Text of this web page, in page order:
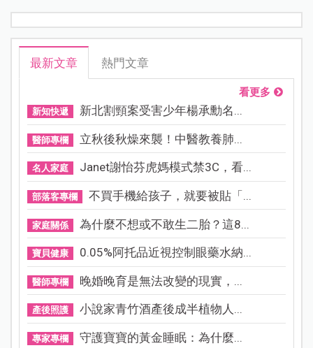
最新文章 熱門文章
看更多
新知快遞 新北割頸案受害少年楊承勳名...
醫師專欄 立秋後秋燥來襲！中醫教養肺...
名人家庭 Janet謝怡芬虎媽模式禁3C，看...
部落客專欄 不買手機給孩子，就要被貼「...
家庭關係 為什麼不想或不敢生二胎？這8...
寶貝健康 0.05%阿托品近視控制眼藥水納...
醫師專欄 晚婚晚育是無法改變的現實，...
產後照護 小說家青竹酒產後成半植物人...
專家專欄 守護寶寶的黃金睡眠：為什麼...